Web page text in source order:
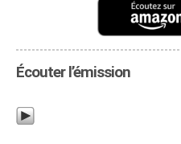
Écouter l’émission